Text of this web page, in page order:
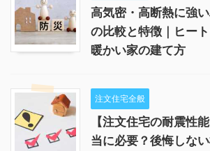
高気密・高断熱に強
の比較と特徴｜ヒー
暖かい家の建て方
注文住宅全般
【注文住宅の耐震性
当に必要？後悔しな